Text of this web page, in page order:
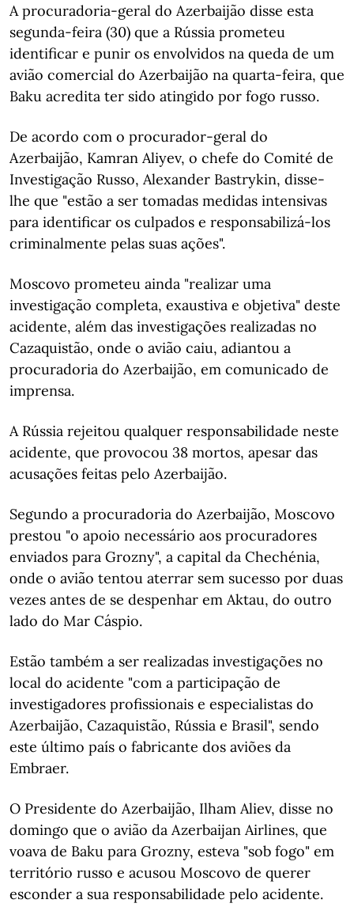
A procuradoria-geral do Azerbaijão disse esta
segunda-feira (30) que a Rússia prometeu
identificar e punir os envolvidos na queda de um
avião comercial do Azerbaijão na quarta-feira, que
Baku acredita ter sido atingido por fogo russo.
De acordo com o procurador-geral do
Azerbaijão, Kamran Aliyev, o chefe do Comité de
Investigação Russo, Alexander Bastrykin, disse-
lhe que "estão a ser tomadas medidas intensivas
para identificar os culpados e responsabilizá-los
criminalmente pelas suas ações".
Moscovo prometeu ainda "realizar uma
investigação completa, exaustiva e objetiva" deste
acidente, além das investigações realizadas no
Cazaquistão, onde o avião caiu, adiantou a
procuradoria do Azerbaijão, em comunicado de
imprensa.
A Rússia rejeitou qualquer responsabilidade neste
acidente, que provocou 38 mortos, apesar das
acusações feitas pelo Azerbaijão.
Segundo a procuradoria do Azerbaijão, Moscovo
prestou "o apoio necessário aos procuradores
enviados para Grozny", a capital da Chechénia,
onde o avião tentou aterrar sem sucesso por duas
vezes antes de se despenhar em Aktau, do outro
lado do Mar Cáspio.
Estão também a ser realizadas investigações no
local do acidente "com a participação de
investigadores profissionais e especialistas do
Azerbaijão, Cazaquistão, Rússia e Brasil", sendo
este último país o fabricante dos aviões da
Embraer.
O Presidente do Azerbaijão, Ilham Aliev, disse no
domingo que o avião da Azerbaijan Airlines, que
voava de Baku para Grozny, esteva "sob fogo" em
território russo e acusou Moscovo de querer
esconder a sua responsabilidade pelo acidente.